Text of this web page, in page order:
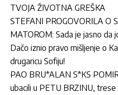
TVOJA ŽIVOTNA GREŠKA
STEFANI PROGOVORILA O
MATOROM: Sada je jasno da
Dačo iznio pravo mišljenje o
drugaricu Sofiju!
PAO BRU*ALAN S*KS
ubacili u PETU BRZINU, trese